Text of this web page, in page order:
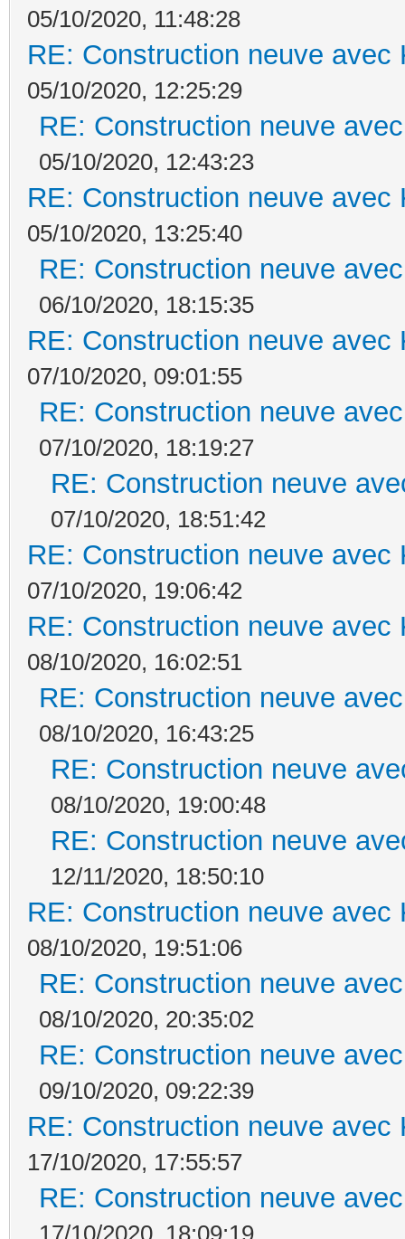
05/10/2020, 11:48:28
RE: Construction neuve avec
05/10/2020, 12:25:29
RE: Construction neuve
05/10/2020, 12:43:23
RE: Construction neuve avec
05/10/2020, 13:25:40
RE: Construction neuve
06/10/2020, 18:15:35
RE: Construction neuve avec
07/10/2020, 09:01:55
RE: Construction neuve
07/10/2020, 18:19:27
RE: Construction neuve
07/10/2020, 18:51:42
RE: Construction neuve avec
07/10/2020, 19:06:42
RE: Construction neuve avec
08/10/2020, 16:02:51
RE: Construction neuve
08/10/2020, 16:43:25
RE: Construction neuve
08/10/2020, 19:00:48
RE: Construction neuve
12/11/2020, 18:50:10
RE: Construction neuve avec
08/10/2020, 19:51:06
RE: Construction neuve
08/10/2020, 20:35:02
RE: Construction neuve
09/10/2020, 09:22:39
RE: Construction neuve avec
17/10/2020, 17:55:57
RE: Construction neuve
17/10/2020, 18:09:19